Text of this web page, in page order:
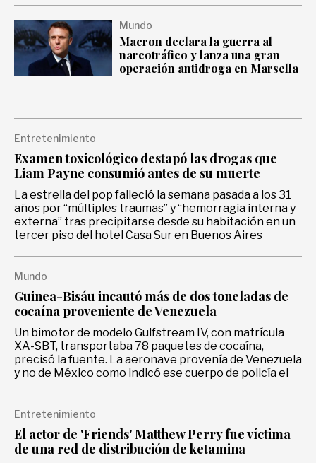
Gastronomía
Entretenimiento
Examen toxicológico destapó las drogas que
Liam Payne consumió antes de su muerte
La estrella del pop falleció la semana pasada a los 31
años por “múltiples traumas” y “hemorragia interna y
externa” tras precipitarse desde su habitación en un
tercer piso del hotel Casa Sur en Buenos Aires
Mundo
Guinea-Bisáu incautó más de dos toneladas de
cocaína proveniente de Venezuela
Un bimotor de modelo Gulfstream IV, con matrícula
XA-SBT, transportaba 78 paquetes de cocaína,
precisó la fuente. La aeronave provenía de Venezuela
y no de México como indicó ese cuerpo de policía el
Entretenimiento
El actor de 'Friends' Matthew Perry fue víctima
de una red de distribución de ketamina
Mundo
Macron declara la guerra al
narcotráfico y lanza una gran
operación antidroga en Marsella